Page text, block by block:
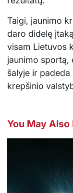
Taigi, jaunimo
daro didelę
visam Lietuvos
jaunimo sportą,
šalyje ir
krepšinio
You May Also